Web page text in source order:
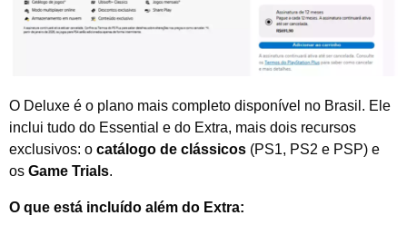
O Deluxe é o plano mais completo disponível no Brasil. Ele
inclui tudo do Essential e do Extra, mais dois recursos
exclusivos: o catálogo de clássicos (PS1, PS2 e PSP) e
os Game Trials.
O que está incluído além do Extra: